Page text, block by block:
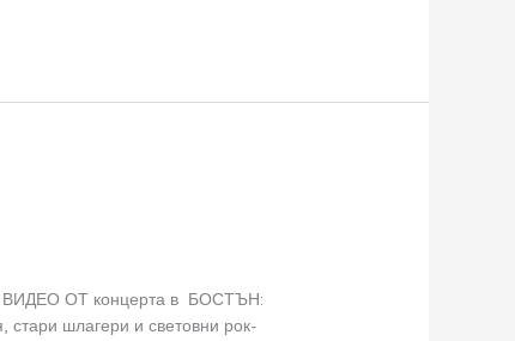
ВИДЕО ОТ концерта в БОСТЪН:
шлагери и световни рок-